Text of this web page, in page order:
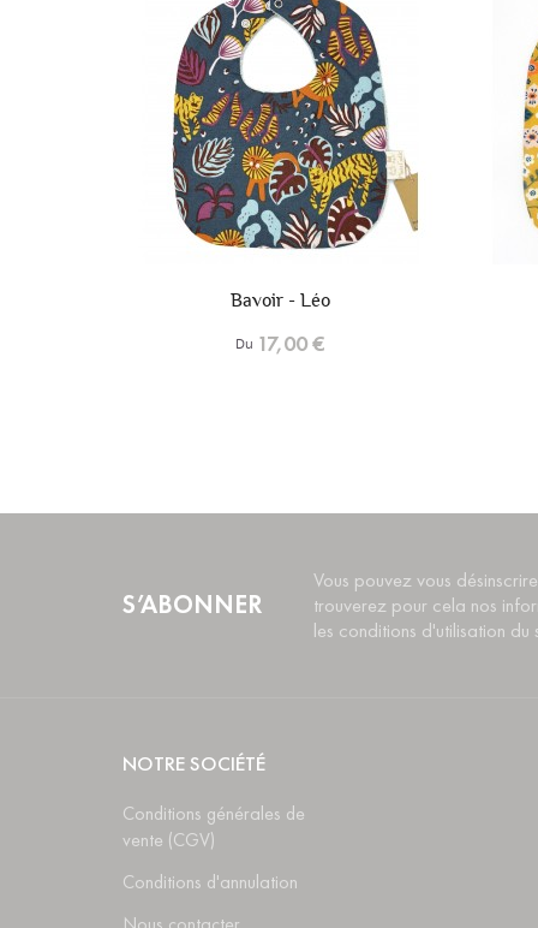
Bavoir - Lior
Du 17,00 €
S’ABONNER
Vous pouvez vous
trouverez pour cela nos
les conditions d'utilisation du
NOTRE SOCIÉTÉ
Conditions générales de
vente (CGV)
Conditions d'annulation